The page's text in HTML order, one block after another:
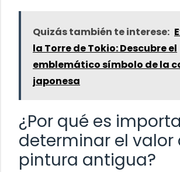
Quizás también te interese:
la Torre de Tokio: Descubre el
emblemático símbolo de la
japonesa
¿Por qué es
determinar el valor
pintura antigua?